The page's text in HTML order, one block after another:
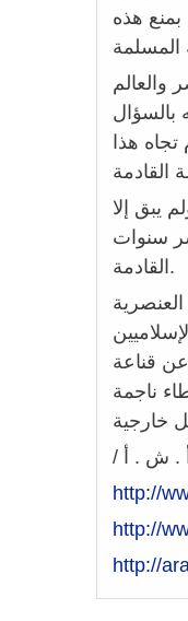
بمنع هذه
والعالم
بالسؤال
هذا
يبق إلا
سنوات
القادمة.
قناعة
ناجمة
http://
http://
http://